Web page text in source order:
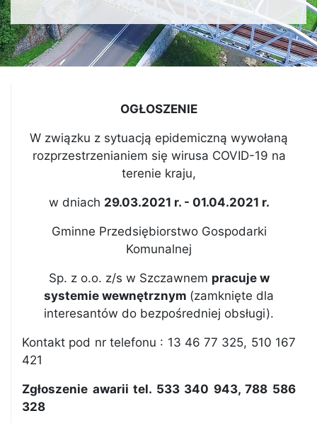
OGŁOSZENIE
W związku z sytuacją epidemiczną wywołaną
rozprzestrzenianiem się wirusa COVID-19 na
terenie kraju,
w dniach 29.03.2021 r. - 01.04.2021 r.
Gminne Przedsiębiorstwo Gospodarki
Komunalnej
Sp. z o.o. z/s w Szczawnem pracuje w
systemie wewnętrznym (zamknięte dla
interesantów do bezpośredniej obsługi).
Kontakt pod nr telefonu : 13 46 77 325, 510 167
421
Zgłoszenie awarii tel. 533 340 943, 788 586
328